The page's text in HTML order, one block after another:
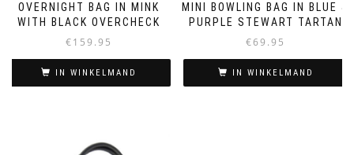
OVERNIGHT BAG IN MINK
WITH BLACK OVERCHECK
€159.95
IN WINKELMAND
MINI BOWLING BAG IN BLUE &
PURPLE STEWART TARTAN
€69.95
IN WINKELMAND